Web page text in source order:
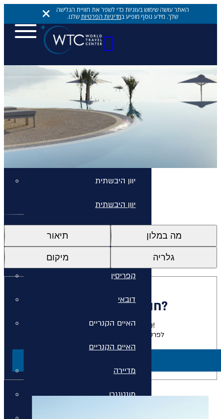
האתר עושה שימוש בעוגיות כדי לשפר את חוויית הגלישה
שלך. מידע נוסף מופיע במדיניות הפרטיותשלנו.
יעדים
יוון היבשתית
יוון היבשתית
איי יוון
קפריסין
דובאי
האיים הקנריים
האיים הקנריים
מדיירה
מונטנגרו
IKOS DASSIA
תיאור מה במלון
מיקום גלריה
חולמים להתארח כאן?
נשמח להגשים לכם את החלום!
לפרטים על חבילות למלון זה צרו קשר